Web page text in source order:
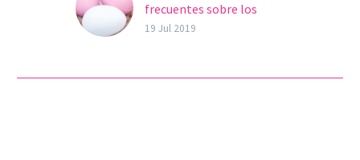
frecuentes sobre los
tratamientos con
19 Jul 2019